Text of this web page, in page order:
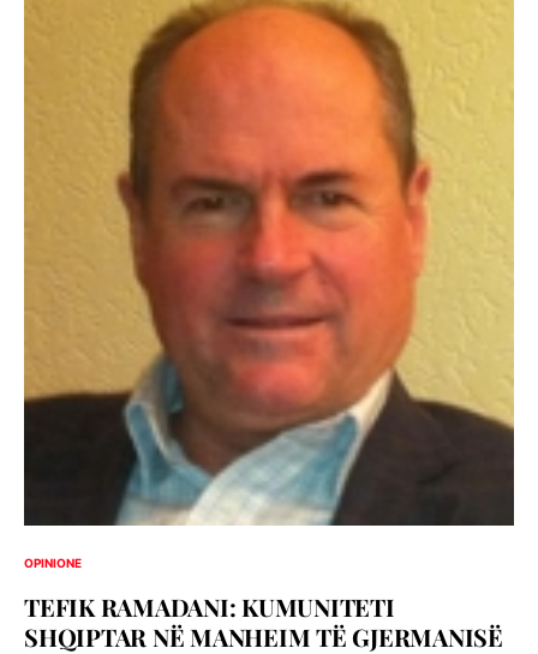
OPINIONE
TEFIK RAMADANI: KUMUNITETI
SHQIPTAR NË MANHEIM TË GJERMANISË